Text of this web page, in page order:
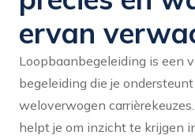
ervan
Loopbaanbegeleiding is een
begeleiding die je
weloverwogen
helpt je om inzicht te krijgen